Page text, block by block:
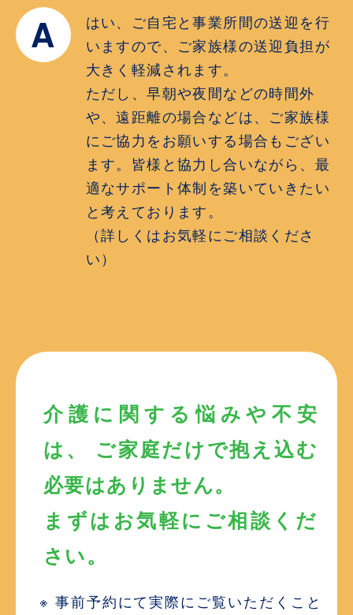
A
はい、ご自宅と事業所間の送迎を行
いますので、ご家族様の送迎負担が
大きく軽減されます。
ただし、早朝や夜間などの時間外
や、遠距離の場合などは、ご家族様
にご協力をお願いする場合もござい
ます。皆様と協力し合いながら、最
適なサポート体制を築いていきたい
と考えております。
（詳しくはお気軽にご相談くださ
い）
介護に関する悩みや不安
は、 ご家庭だけで抱え込む
必要はありません。
まずはお気軽にご相談くだ
さい。
※ 事前予約にて実際にご覧いただくこと